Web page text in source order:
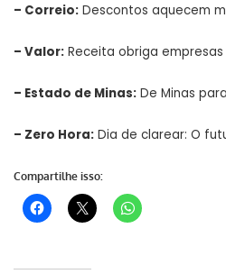
– Correio: Descontos aquecem
– Valor: Receita obriga
– Estado de Minas: De Minas
– Zero Hora: Dia de clarear: O
Compartilhe isso: